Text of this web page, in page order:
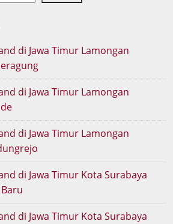
di Jawa Timur Lamongan
di Jawa Timur Lamongan
di Jawa Timur Lamongan
di Jawa Timur Kota Surabaya
di Jawa Timur Kota Surabaya